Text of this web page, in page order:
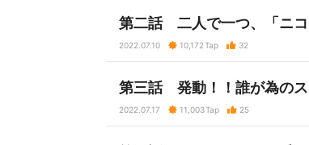
第二話 二人で一つ、「ニ
2022.07.10 10,172Tap 32
第三話 発動！！誰が為のス
2022.07.17 11,003Tap 25